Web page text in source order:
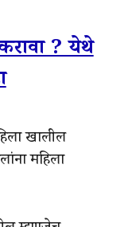
? येथे
खालील
महिला